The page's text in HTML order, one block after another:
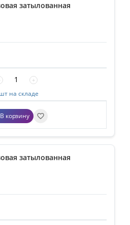
затылованная
+
на складе
В корзину
затылованная